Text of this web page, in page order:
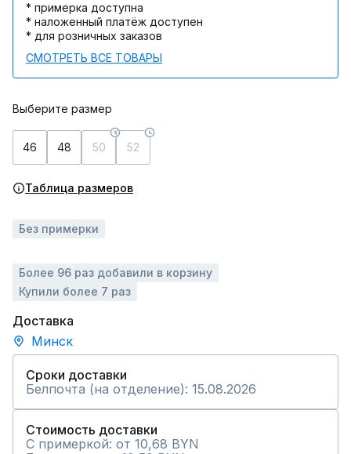
* примерка доступна
* наложенный платёж доступен
* для розничных заказов
СМОТРЕТЬ ВСЕ ТОВАРЫ
Выберите размер
46 48 50 52
Таблица размеров
Без примерки
Более 96 раз добавили в корзину
Купили более 7 раз
Доставка
Минск
Сроки доставки
Белпочта (на отделение): 15.08.2026
Стоимость доставки
С примеркой: от 10,68 BYN